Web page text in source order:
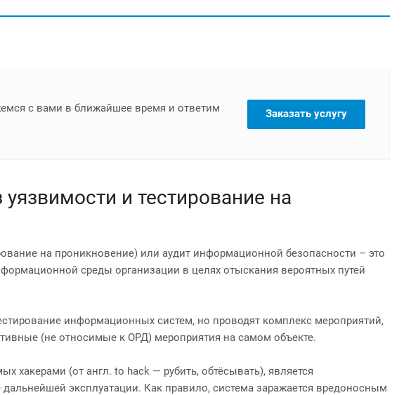
с вами в ближайшее время и ответим
Заказать услугу
и тестирование на
на проникновение) или аудит информационной безопасности – это
среды организации в целях отыскания вероятных путей
информационных систем, но проводят комплекс мероприятий,
(не относимые к ОРД) мероприятия на самом объекте.
(от англ. to hack — рубить, обтёсывать), является
эксплуатации. Как правило, система заражается вредоносным